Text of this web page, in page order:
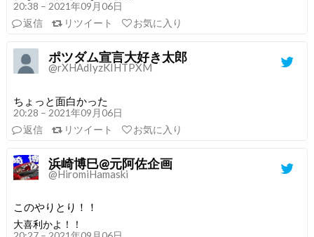
20:38 – 2021年09月06日
返信
リツイート お気に入り
ポツダム宣言大好き太郎
@rXHAdIyzKIHTPXM
ちょっと面白かった
20:28 – 2021年09月06日
返信
リツイート お気に入り
浜崎博巳@元阿佐企画
@HiromiHamaski
このやりとり！！
大喜利かよ！！